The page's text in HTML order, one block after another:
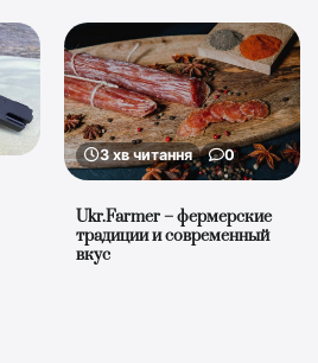
3 хв читання 0
Ukr.Farmer – фермерские
традиции и современный
вкус